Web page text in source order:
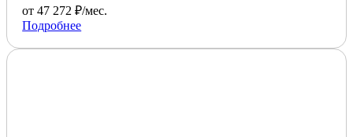
от 47 272 ₽/мес.
Подробнее